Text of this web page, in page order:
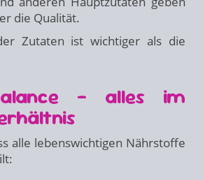
die Qualität.
Zutaten ist wichtiger als die
– alles im
alle lebenswichtigen Nährstoffe